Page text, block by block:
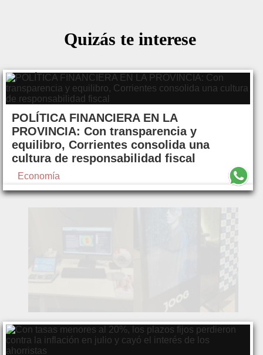
Quizás te interese
POLÍTICA FINANCIERA EN LA
PROVINCIA: Con transparencia y
equilibro, Corrientes consolida una
cultura de responsabilidad fiscal
Economía